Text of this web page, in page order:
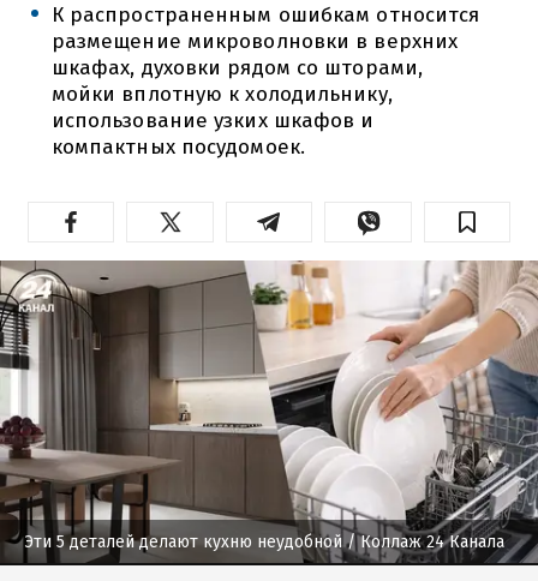
К распространенным ошибкам относится
размещение микроволновки в верхних
шкафах, духовки рядом со шторами,
мойки вплотную к холодильнику,
использование узких шкафов и
компактных посудомоек.
Эти 5 деталей делают кухню неудобной/ Коллаж 24 Канала